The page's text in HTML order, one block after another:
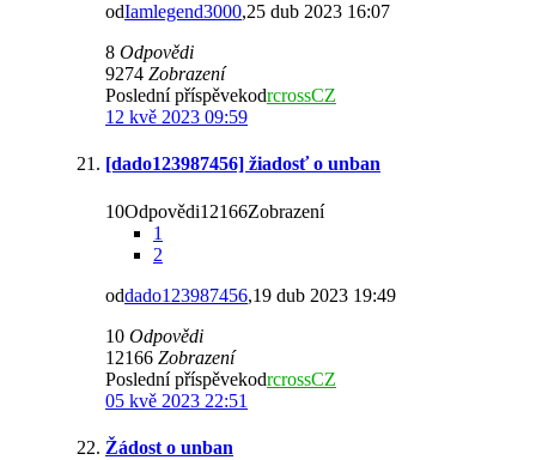
odIamlegend3000,25 dub 2023 16:07
8 Odpovědi
9274 Zobrazení
Poslední příspěvekodrcrossCZ
12 kvě 2023 09:59
[dado123987456] žiadosť o unban
10Odpovědi12166Zobrazení
1
2
oddado123987456,19 dub 2023 19:49
10 Odpovědi
12166 Zobrazení
Poslední příspěvekodrcrossCZ
05 kvě 2023 22:51
Žádost o unban